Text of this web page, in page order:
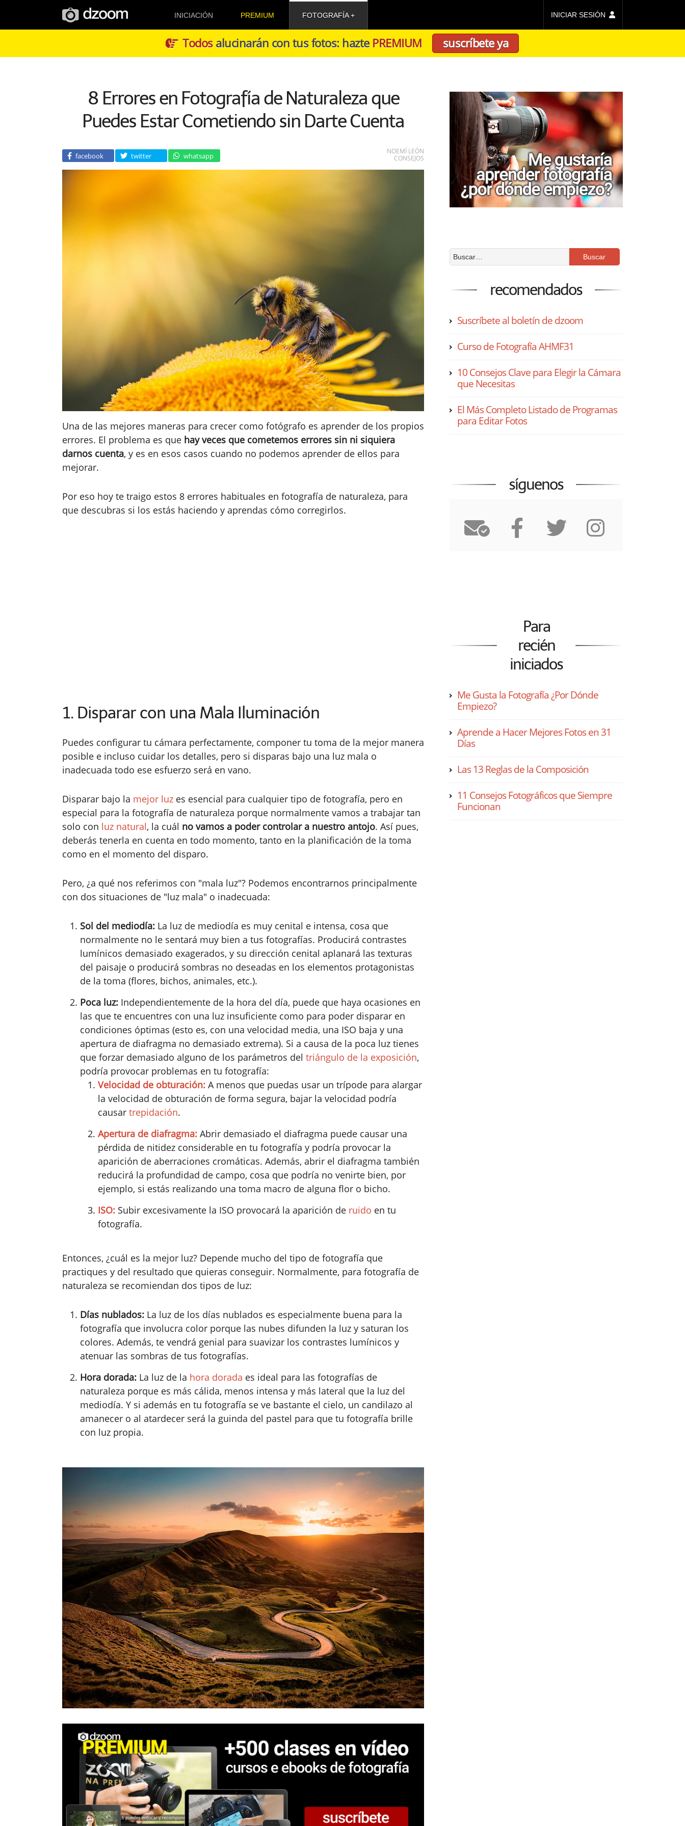
INICIACIÓN PREMIUM FOTOGRAFÍA INICIAR SESIÓN
Todosalucinarán con tus fotos: hazte PREMIUM suscríbete ya
8 Errores en Fotografía de Naturaleza que
Puedes Estar Cometiendo sin Darte Cuenta
facebook twitter whatsapp
NOEMÍ LEÓN
CONSEJOS
Una de las mejores maneras para crecer como fotógrafo es aprender de los propios
errores. El problema es que hay veces que cometemos errores sin ni siquiera
darnos cuenta, y es en esos casos cuando no podemos aprender de ellos para
mejorar.
Por eso hoy te traigo estos 8 errores habituales en fotografía de naturaleza, para
que descubras si los estás haciendo y aprendas cómo corregirlos.
1. Disparar con una Mala Iluminación
Puedes configurar tu cámara perfectamente, componer tu toma de la mejor manera
posible e incluso cuidar los detalles, pero si disparas bajo una luz mala o
inadecuada todo ese esfuerzo será en vano.
Disparar bajo la mejor luz es esencial para cualquier tipo de fotografía, pero en
especial para la fotografía de naturaleza porque normalmente vamos a trabajar tan
solo con luz natural, la cuál no vamos a poder controlar a nuestro antojo. Así pues,
deberás tenerla en cuenta en todo momento, tanto en la planificación de la toma
como en el momento del disparo.
Pero, ¿a qué nos referimos con "mala luz"? Podemos encontrarnos principalmente
con dos situaciones de "luz mala" o inadecuada:
Sol del mediodía: La luz de mediodía es muy cenital e intensa, cosa que
normalmente no le sentará muy bien a tus fotografías. Producirá contrastes
lumínicos demasiado exagerados, y su dirección cenital aplanará las texturas
del paisaje o producirá sombras no deseadas en los elementos protagonistas
de la toma (flores, bichos, animales, etc.).
Poca luz: Independientemente de la hora del día, puede que haya ocasiones en
las que te encuentres con una luz insuficiente como para poder disparar en
condiciones óptimas (esto es, con una velocidad media, una ISO baja y una
apertura de diafragma no demasiado extrema). Si a causa de la poca luz tienes
que forzar demasiado alguno de los parámetros del triángulo de la exposición,
podría provocar problemas en tu fotografía:
Velocidad de obturación: A menos que puedas usar un trípode para alargar
la velocidad de obturación de forma segura, bajar la velocidad podría
causar trepidación.
Apertura de diafragma: Abrir demasiado el diafragma puede causar una
pérdida de nitidez considerable en tu fotografía y podría provocar la
aparición de aberraciones cromáticas. Además, abrir el diafragma también
reducirá la profundidad de campo, cosa que podría no venirte bien, por
ejemplo, si estás realizando una toma macro de alguna flor o bicho.
ISO: Subir excesivamente la ISO provocará la aparición de ruido en tu
fotografía.
Entonces, ¿cuál es la mejor luz? Depende mucho del tipo de fotografía que
practiques y del resultado que quieras conseguir. Normalmente, para fotografía de
naturaleza se recomiendan dos tipos de luz:
Días nublados: La luz de los días nublados es especialmente buena para la
fotografía que involucra color porque las nubes difunden la luz y saturan los
colores. Además, te vendrá genial para suavizar los contrastes lumínicos y
atenuar las sombras de tus fotografías.
Hora dorada: La luz de la hora dorada es ideal para las fotografías de
naturaleza porque es más cálida, menos intensa y más lateral que la luz del
mediodía. Y si además en tu fotografía se ve bastante el cielo, un candilazo al
amanecer o al atardecer será la guinda del pastel para que tu fotografía brille
con luz propia.
recomendados
Suscríbete al boletín de dzoom
Curso de Fotografía AHMF31
10 Consejos Clave para Elegir la Cámara
que Necesitas
El Más Completo Listado de Programas
para Editar Fotos
síguenos
Para
recién
iniciados
Me Gusta la Fotografía ¿Por Dónde
Empiezo?
Aprende a Hacer Mejores Fotos en 31
Días
Las 13 Reglas de la Composición
11 Consejos Fotográficos que Siempre
Funcionan